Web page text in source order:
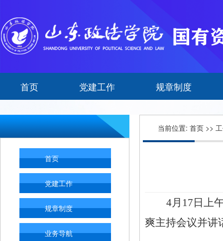
首页 党建工作 规章制度
首页
党建工作
规章制度
业务导航
当前位置: 首页 >>
4月17日上
爽主持会议并讲